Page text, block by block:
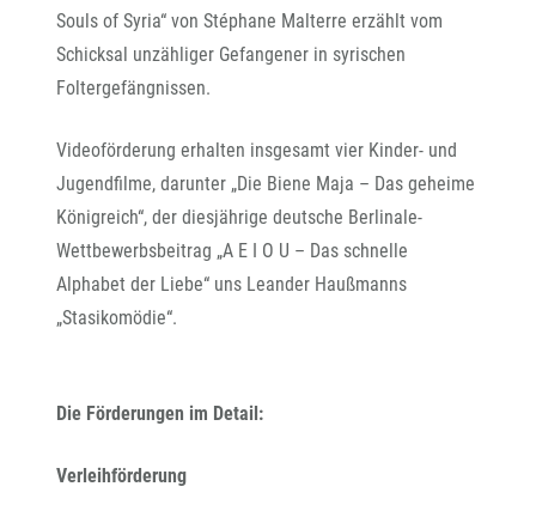
Souls of Syria“ von Stéphane Malterre erzählt vom
Schicksal unzähliger Gefangener in syrischen
Foltergefängnissen.
Videoförderung erhalten insgesamt vier Kinder- und
Jugendfilme, darunter „Die Biene Maja – Das geheime
Königreich“, der diesjährige deutsche Berlinale-
Wettbewerbsbeitrag „A E I O U – Das schnelle
Alphabet der Liebe“ uns Leander Haußmanns
„Stasikomödie“.
Die Förderungen im Detail:
Verleihförderung